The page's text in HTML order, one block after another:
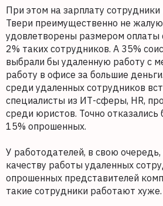
При этом на зарплату
Твери преимущественно не
удовлетворены размером оплаты
2% таких сотрудников. А 35%
выбрали бы удаленную работу с
работу в офисе за большие
среди удаленных сотрудников
специалисты из ИТ-сферы, HR,
среди юристов. Точно
15% опрошенных.
У работодателей, в свою
качеству работы удаленных
опрошенных представителей
такие сотрудники работают хуже.